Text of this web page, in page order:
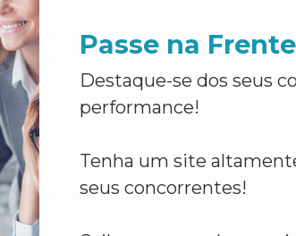
Passe na
Destaque-se dos seus
performance!
Tenha um site
seus concorrentes!